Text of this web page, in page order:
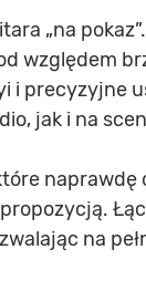
„na
względem
i precyzyjne
jak i na
na